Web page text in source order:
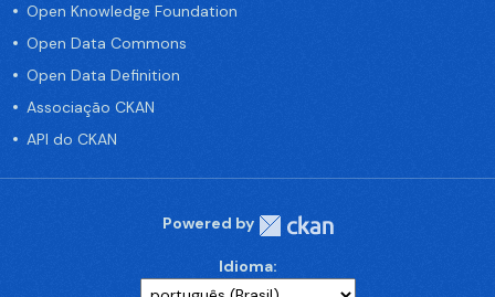
Open Knowledge Foundation
Open Data Commons
Open Data Definition
Associação CKAN
API do CKAN
Powered by
Idioma